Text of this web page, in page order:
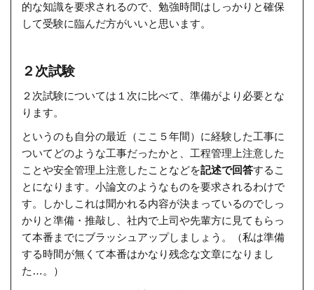
的な知識を要求されるので、勉強時間はしっかりと確保
して受験に臨んだ方がいいと思います。
２次試験
２次試験については１次に比べて、準備がより 必要とな
ります。
というのも自分の最近（ここ５年間）に経験した工事に
ついてどのような工事だったかと、工程管理上注意した
ことや安全管理上注意したことなどを記述で回答するこ
とになります。小論文のようなものを要求されるわけで
す。しかしこれは聞かれる内容が決まっているのでしっ
かりと準備・推敲し、社内で上司や先輩方に見てもらっ
て本番までにブラッシュアップしましょう。（私は準備
する時間が無くて本番はかなり残念な文章になりまし
た…。）